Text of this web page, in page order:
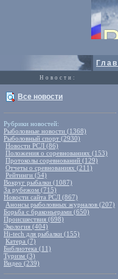
Новости:
Все новости
Рубрики новостей:
Рыболовные новости (1368)
Рыболовный спорт (2930)
Новости РСЛ (86)
Положения о соревнованиях (153)
Протоколы соревнований (129)
Отчеты о сревнованиях (211)
Рейтинги (54)
Вокруг рыбалки (1087)
За рубежом (715)
Новости сайта РСЛ (867)
Анонсы рыболовных журналов (207)
Борьба с браконьерами (650)
Происшествия (698)
Экология (404)
Hi-tech для рыбалки (155)
Катера (7)
Библиотека (11)
Туризм (3)
Видео (239)